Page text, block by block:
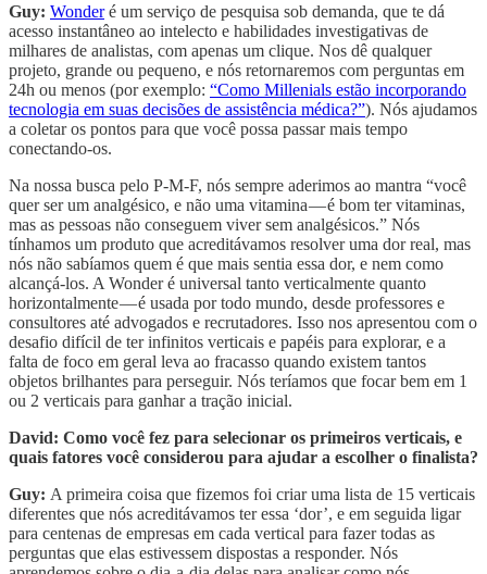
Guy: Wonderé um serviço de pesquisa sob demanda, que te dá
acesso instantâneo ao intelecto e habilidades investigativas de
milhares de analistas, com apenas um clique. Nos dê qualquer
projeto, grande ou pequeno, e nós retornaremos com perguntas em
24h ou menos (por exemplo: “Como Millenials estão incorporando
tecnologia em suas decisões de assistência médica?”). Nós ajudamos
a coletar os pontos para que você possa passar mais tempo
conectando-os.
Na nossa busca pelo P-M-F, nós sempre aderimos ao mantra “você
quer ser um analgésico, e não uma vitamina — é bom ter vitaminas,
mas as pessoas não conseguem viver sem analgésicos.” Nós
tínhamos um produto que acreditávamos resolver uma dor real, mas
nós não sabíamos quem é que mais sentia essa dor, e nem como
alcançá-los. A Wonder é universal tanto verticalmente quanto
horizontalmente — é usada por todo mundo, desde professores e
consultores até advogados e recrutadores. Isso nos apresentou com o
desafio difícil de ter infinitos verticais e papéis para explorar, e a
falta de foco em geral leva ao fracasso quando existem tantos
objetos brilhantes para perseguir. Nós teríamos que focar bem em 1
ou 2 verticais para ganhar a tração inicial.
David: Como você fez para selecionar os primeiros verticais, e
quais fatores você considerou para ajudar a escolher o finalista?
Guy: A primeira coisa que fizemos foi criar uma lista de 15 verticais
diferentes que nós acreditávamos ter essa ‘dor’, e em seguida ligar
para centenas de empresas em cada vertical para fazer todas as
perguntas que elas estivessem dispostas a responder. Nós